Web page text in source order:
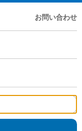
お問い合わせ